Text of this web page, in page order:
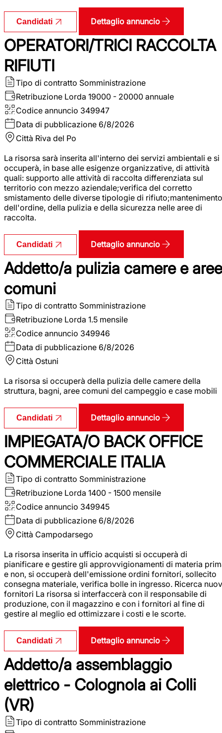
Candidati Dettaglio annuncio
OPERATORI/TRICI RACCOLTA
RIFIUTI
Tipo di contratto Somministrazione
Retribuzione Lorda 19000 - 20000 annuale
Codice annuncio 349947
Data di pubblicazione 6/8/2026
Città Riva del Po
La risorsa sarà inserita all'interno dei servizi ambientali e si
occuperà, in base alle esigenze organizzative, di attività
quali: supporto alle attività di raccolta differenziata sul
territorio con mezzo aziendale;verifica del corretto
smistamento delle diverse tipologie di rifiuto;mantenimento
dell'ordine, della pulizia e della sicurezza nelle aree di
raccolta.
Candidati Dettaglio annuncio
Addetto/a pulizia camere e aree
comuni
Tipo di contratto Somministrazione
Retribuzione Lorda 1.5 mensile
Codice annuncio 349946
Data di pubblicazione 6/8/2026
Città Ostuni
La risorsa si occuperà della pulizia delle camere della
struttura, bagni, aree comuni del campeggio e case mobili
Candidati Dettaglio annuncio
IMPIEGATA/O BACK OFFICE
COMMERCIALE ITALIA
Tipo di contratto Somministrazione
Retribuzione Lorda 1400 - 1500 mensile
Codice annuncio 349945
Data di pubblicazione 6/8/2026
Città Campodarsego
La risorsa inserita in ufficio acquisti si occuperà di
pianificare e gestire gli approvvigionamenti di materia
e non, si occuperà dell'emissione ordini fornitori, sollecito
consegna materiale, verifica bolle in ingresso. Ricerca
fornitori La risorsa si interfaccerà con il responsabile di
produzione, con il magazzino e con i fornitori al fine di
gestire al meglio ed ottimizzare i costi e le scorte.
Candidati Dettaglio annuncio
Addetto/a assemblaggio
elettrico - Colognola ai Colli
(VR)
Tipo di contratto Somministrazione